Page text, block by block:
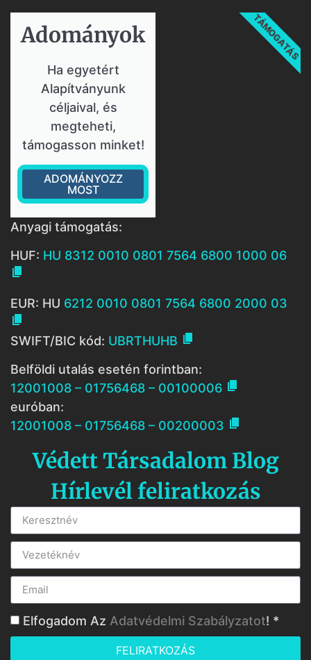
Adományok​
Ha egyetért
Alapítványunk
céljaival, és
megteheti,
támogasson minket!
ADOMÁNYOZZ
MOST
TÁMOGATÁS
Anyagi támogatás:
HUF: HU 8312 0010 0801 7564 6800 1000 06

EUR: HU 6212 0010 0801 7564 6800 2000 03

SWIFT/BIC kód: UBRTHUHB 
Belföldi utalás esetén forintban:
12001008 – 01756468 – 00100006 
euróban:
12001008 – 01756468 – 00200003 
Védett Társadalom Blog
Hírlevél feliratkozás
Elfogadom Az Adatvédelmi Szabályzatot! *
FELIRATKOZÁS